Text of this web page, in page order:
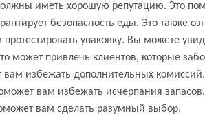
иметь хорошую репутацию. Это
безопасность еды. Это также
упаковку. Вы можете
может привлечь клиентов, которые
вам избежать дополнительных
вам избежать исчерпания запасов.
вам сделать разумный выбор.